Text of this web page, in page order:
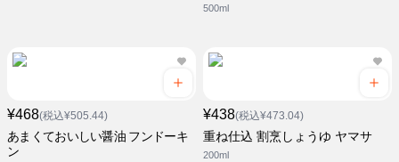
500ml
¥468(税込¥505.44)
あまくておいしい醤油 フンドーキ
ン
¥438(税込¥473.04)
重ね仕込 割烹しょうゆ ヤマサ
200ml